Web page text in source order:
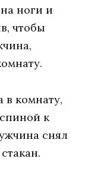
ноги и
чтобы
комнату,
к
снял